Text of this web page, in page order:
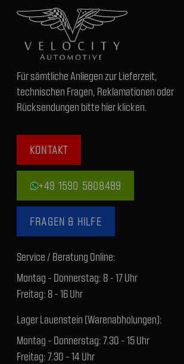
Für sämtliche Anliegen zur Lieferzeit,
technischen Fragen, Reklamationen oder
Rücksendungen bitte hier klicken.
KONTAKT
+49 1590 5808489
FRAGEN & HILFE
Service / Beratung Online:
Montag - Donnerstag: 8 - 17 Uhr
Freitag: 8 - 16 Uhr
Lager Lauenstein (Warenabholungen):
Montag - Donnerstag: 7.30 - 15 Uhr
Freitag: 7.30 - 14 Uhr